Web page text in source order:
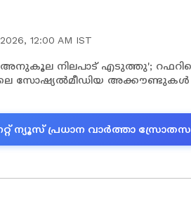
12:00 AM IST
നിലപാട് എടുത്തു';
സോഷ്യൽമീഡിയ അക്കൗണ്ടുകൾ
ന്യൂസ് പ്രധാന വാർത്താ